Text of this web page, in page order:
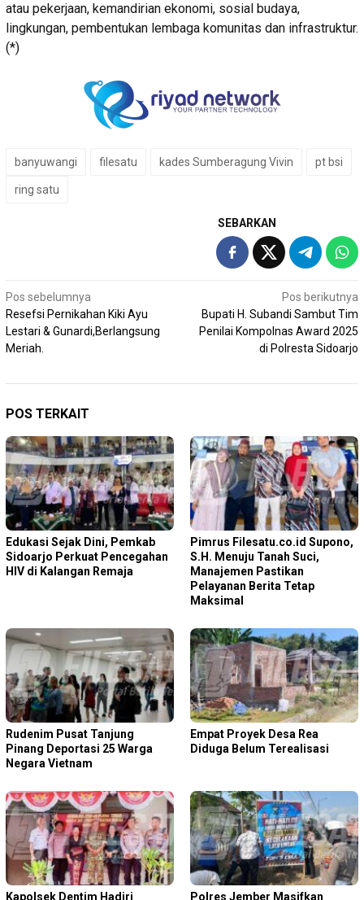
atau pekerjaan, kemandirian ekonomi, sosial budaya,
lingkungan, pembentukan lembaga komunitas dan infrastruktur.
(*)
banyuwangi filesatu kades Sumberagung Vivin pt bsi
ring satu
SEBARKAN
Navigasi
pos
Pos sebelumnya
Resefsi Pernikahan Kiki Ayu
Lestari & Gunardi,Berlangsung
Meriah.
Pos berikutnya
Bupati H. Subandi Sambut Tim
Penilai Kompolnas Award 2025
di Polresta Sidoarjo
POS TERKAIT
Edukasi Sejak Dini, Pemkab
Sidoarjo Perkuat Pencegahan
HIV di Kalangan Remaja
Pimrus Filesatu.co.id Supono,
S.H. Menuju Tanah Suci,
Manajemen Pastikan
Pelayanan Berita Tetap
Maksimal
Rudenim Pusat Tanjung
Pinang Deportasi 25 Warga
Negara Vietnam
Empat Proyek Desa Rea
Diduga Belum Terealisasi
Kapolsek Dentim Hadiri
Polres Jember Masifkan